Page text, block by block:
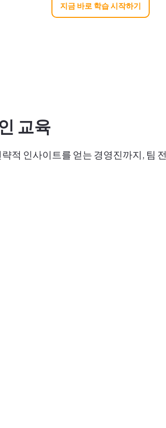
지금 바로 학습 시작하기
교육
적 인사이트를 얻는 경영진까지, 팀